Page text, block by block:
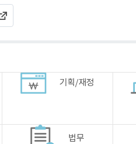
기획/재정
법무